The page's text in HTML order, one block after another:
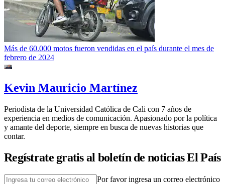
Más de 60.000 motos fueron vendidas en el país durante el mes de
febrero de 2024
Kevin Mauricio Martínez
Periodista de la Universidad Católica de Cali con 7 años de
experiencia en medios de comunicación. Apasionado por la política
y amante del deporte, siempre en busca de nuevas historias que
contar.
Regístrate gratis al boletín de noticias El País
Por favor ingresa un correo electrónico